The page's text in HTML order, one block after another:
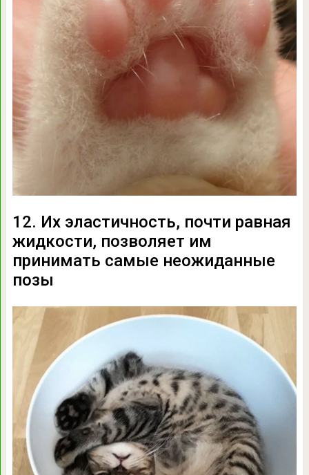
12. Их эластичность, почти равная
жидкости, позволяет им
принимать самые неожиданные
позы